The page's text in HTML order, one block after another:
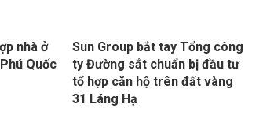
nhà ở
Quốc
Sun Group bắt tay Tổng công
ty Đường sắt chuẩn bị đầu tư
tổ hợp căn hộ trên đất vàng
31 Láng Hạ